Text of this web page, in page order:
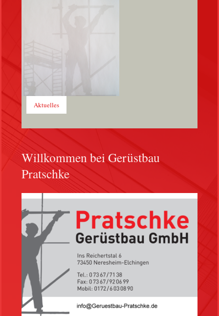
Aktuelles
Willkommen bei Gerüstbau
Pratschke